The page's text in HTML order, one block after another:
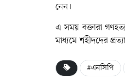
নেন।
এ সময় বক্তারা
মাধ্যমে শহীদদের
#এনসিপি